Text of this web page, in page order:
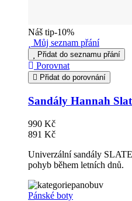
Náš tip-10%
Můj seznam přání
Přidat do seznamu přání
Porovnat
Přidat do porovnání
Sandály Hannah
990 Kč
891 Kč
Univerzální sandály
pohyb během letních dnů.
Pánské boty